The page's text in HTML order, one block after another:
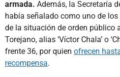
armada. Además, la Secretaría
había señalado como uno de
de la situación de orden público
Torejano, alias ‘Víctor Chala’ o
frente 36, por quien ofrecen
recompensa.